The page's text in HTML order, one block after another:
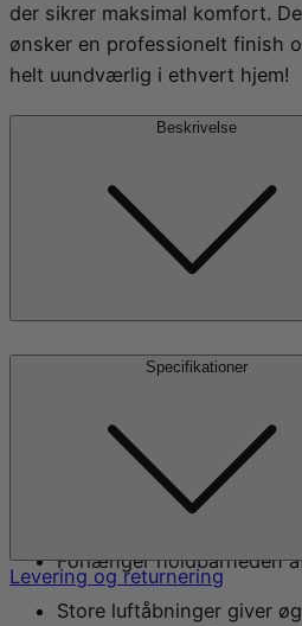
der sikrer maksimal komfort.
ønsker en professionelt finish
helt uundværlig i ethvert hjem!
Beskrivelse
Produktfordele:
Keramisk belægning
Opvarmes hurtigt og
effektiv styling
Forlænger holdbarheden
Store luftåbninger giver
Specifikationer
Levering og returnering